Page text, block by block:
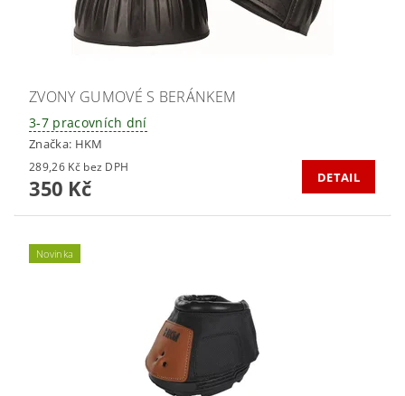
ZVONY GUMOVÉ S BERÁNKEM
3-7 pracovních dní
Značka: HKM
289,26 Kč bez DPH
350 Kč DETAIL
Novinka